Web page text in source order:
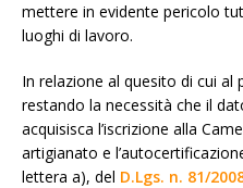
mettere in evidente pericolo
luoghi di lavoro.
In relazione al quesito di cui al
restando la necessità che il
acquisisca l’iscrizione alla
artigianato e
lettera a), del D.Lgs. n. 81/